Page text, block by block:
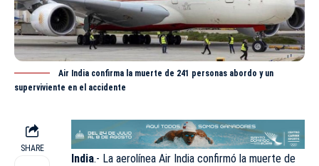
Air India confirma la muerte de 241 personas abordo y un
superviviente en el accidente
SHARE
India.- La aerolínea Air India confirmó la muerte de